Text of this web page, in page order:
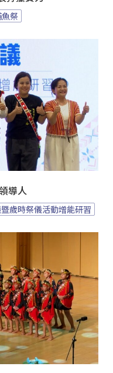
魚祭
導人
歲時祭儀活動增能研習